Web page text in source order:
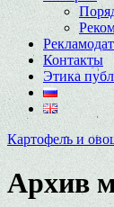
Контакты
Этика
Картофель и
Архив